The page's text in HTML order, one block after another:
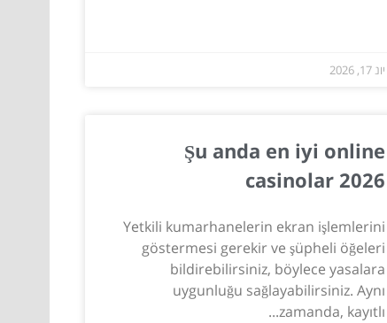
יונ 17, 2026
Şu anda en iyi online
casinolar 2026
Yetkili kumarhanelerin ekran işlemlerini
göstermesi gerekir ve şüpheli öğeleri
bildirebilirsiniz, böylece yasalara
uygunluğu sağlayabilirsiniz. Aynı
zamanda, kayıtlı...